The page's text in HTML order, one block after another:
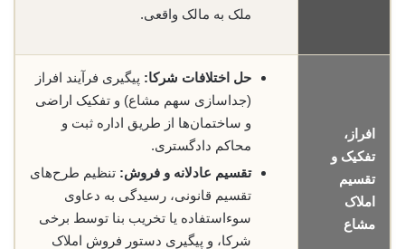
ملک به مالک واقعی.
افراز،
تفکیک و
تقسیم
املاک
مشاع
حل اختلافات شرکا: پیگیری فرآیند افراز
(جداسازی سهم مشاع) و تفکیک اراضی
و ساختمان‌ها از طریق اداره ثبت و
محاکم دادگستری.
تقسیم عادلانه و فروش: تنظیم طرح‌های
تقسیم قانونی، رسیدگی به دعاوی
سوءاستفاده یا تخریب بنا توسط برخی
شرکا، و پیگیری دستور فروش املاک